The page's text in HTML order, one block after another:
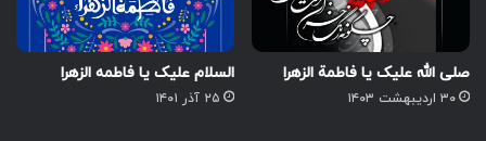
صلی الله علیک یا فاطمة الزهرا
۳۰ اردیبهشت ۱۴۰۳
السلام علیک یا فاطمه الزهرا
۲۵ آذر ۱۴۰۱